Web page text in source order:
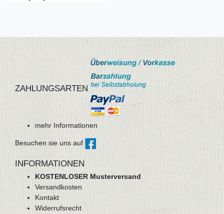
ZAHLUNGSARTEN
mehr Informationen
Besuchen sie uns auf
INFORMATIONEN
KOSTENLOSER Musterversand
Versandkosten
Kontakt
Widerrufsrecht